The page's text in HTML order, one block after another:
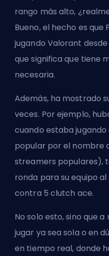
rango más alto,
Bueno, el hecho es que
jugando Valorant
que significa que tiene
necesaria.
Además, ha mostrado
veces. Por ejemplo,
cuando estaba
popular por el nombre
streamers populares),
ronda para su equipo
contra 5 clutch ace.
No solo esto, sino que
jugar ya sea sola o en
en tiempo real, donde